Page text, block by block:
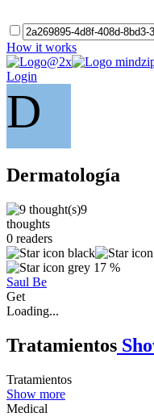
How it works
Login
D
Dermatología
9
thoughts
0 readers
17 %
Saul Be
Get
Loading...
Tratamientos
Tratamientos
Show more
Medical